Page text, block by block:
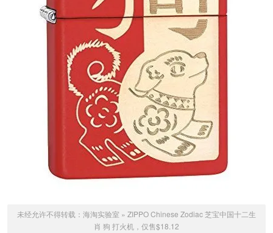
未经允许不得转载： 海淘实验室 » ZIPPO Chinese Zodiac 芝宝中国十二生
肖 狗 打火机，仅售$18.12